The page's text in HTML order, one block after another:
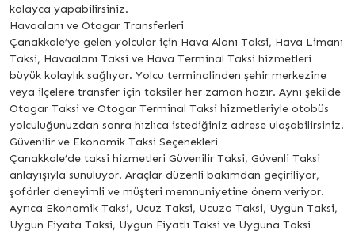
kolayca yapabilirsiniz.
Havaalanı ve Otogar Transferleri
Çanakkale’ye gelen yolcular için Hava Alanı Taksi, Hava Limanı
Taksi, Havaalanı Taksi ve Hava Terminal Taksi hizmetleri
büyük kolaylık sağlıyor. Yolcu terminalinden şehir merkezine
veya ilçelere transfer için taksiler her zaman hazır. Aynı şekilde
Otogar Taksi ve Otogar Terminal Taksi hizmetleriyle otobüs
yolculuğunuzdan sonra hızlıca istediğiniz adrese ulaşabilirsiniz.
Güvenilir ve Ekonomik Taksi Seçenekleri
Çanakkale’de taksi hizmetleri Güvenilir Taksi, Güvenli Taksi
anlayışıyla sunuluyor. Araçlar düzenli bakımdan geçiriliyor,
şoförler deneyimli ve müşteri memnuniyetine önem veriyor.
Ayrıca Ekonomik Taksi, Ucuz Taksi, Ucuza Taksi, Uygun Taksi,
Uygun Fiyata Taksi, Uygun Fiyatlı Taksi ve Uyguna Taksi